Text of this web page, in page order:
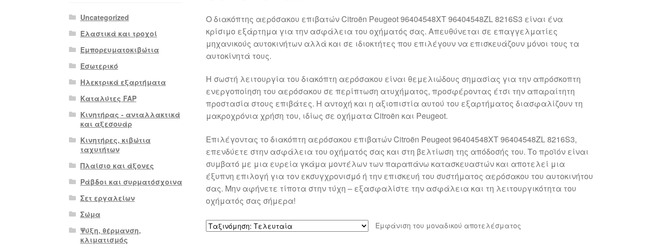
Ο διακόπτης αερόσακου επιβατών Citroën Peugeot 96404548XT 96404548ZL 8216S3 είναι ένα
κρίσιμο εξάρτημα για την ασφάλεια του οχήματός σας. Απευθύνεται σε επαγγελματίες
μηχανικούς αυτοκινήτων αλλά και σε ιδιοκτήτες που επιλέγουν να επισκευάζουν μόνοι τους τα
αυτοκίνητά τους.
Η σωστή λειτουργία του διακόπτη αερόσακου είναι θεμελιώδους σημασίας για την απρόσκοπτη
ενεργοποίηση του αερόσακου σε περίπτωση ατυχήματος, προσφέροντας έτσι την απαραίτητη
προστασία στους επιβάτες. Η αντοχή και η αξιοπιστία αυτού του εξαρτήματος διασφαλίζουν τη
μακροχρόνια χρήση του, ιδίως σε οχήματα Citroën και Peugeot.
Επιλέγοντας το διακόπτη αερόσακου επιβατών Citroën Peugeot 96404548XT 96404548ZL 8216S3,
επενδύετε στην ασφάλεια του οχήματός σας και στη βελτίωση της απόδοσής του. Το προϊόν είναι
συμβατό με μια ευρεία γκάμα μοντέλων των παραπάνω κατασκευαστών και αποτελεί μια
έξυπνη επιλογή για τον εκσυγχρονισμό ή την επισκευή του συστήματος αερόσακου του αυτοκινήτου
σας. Μην αφήνετε τίποτα στην τύχη – εξασφαλίστε την ασφάλεια και τη λειτουργικότητα του
οχήματός σας σήμερα!
Εμφάνιση του μοναδικού αποτελέσματος
Uncategorized
Ελαστικά και τροχοί
Εμπορευματοκιβώτια
Εσωτερικό
Ηλεκτρικά εξαρτήματα
Καταλύτες FAP
Κινητήρας - ανταλλακτικά
και αξεσουάρ
Κινητήρες, κιβώτια
ταχυτήτων
Πλαίσιο και άξονες
Ράβδοι και συρματόσχοινα
Σετ εργαλείων
Σώμα
Ψύξη, θέρμανση,
κλιματισμός